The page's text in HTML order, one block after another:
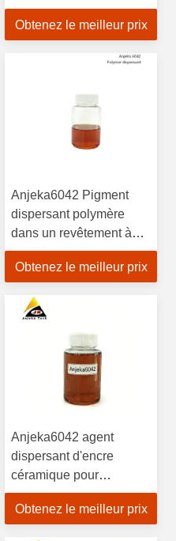
revêtements en bobine
des systèmes d'encre
Obtenez le meilleur prix
Anjeka6042 Pigment
dispersant polymère
dans un revêtement à
faible polarité améliore
la brillance et la vivacité
Obtenez le meilleur prix
Anjeka6042 agent
dispersant d'encre
céramique pour
pigments dispersants
céramiques à faible
Obtenez le meilleur prix